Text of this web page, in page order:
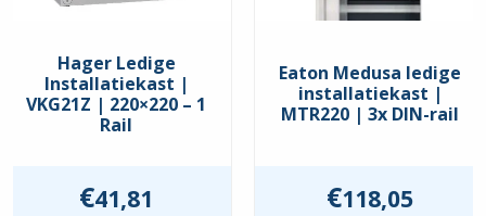
Hager Ledige
Installatiekast |
VKG21Z | 220×220 – 1
Rail
€41,81
Eaton Medusa ledige
installatiekast |
MTR220 | 3x DIN-rail
€118,05